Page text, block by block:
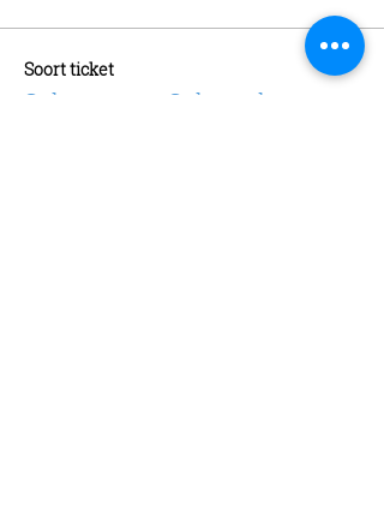
Soort ticket
Schaatsen + Schaatshuur